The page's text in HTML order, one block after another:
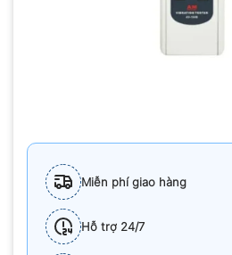
Miễn phí giao hàng
Hỗ trợ 24/7